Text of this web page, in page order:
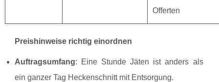
Offerten
Preishinweise richtig einordnen
Auftragsumfang: Eine Stunde Jäten ist anders als
ein ganzer Tag Heckenschnitt mit Entsorgung.